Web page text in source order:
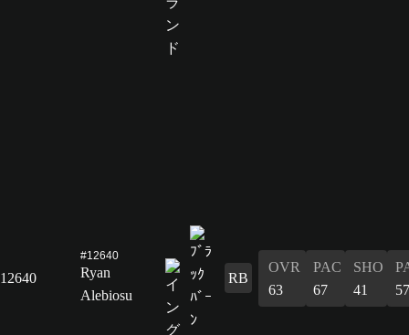
12640
#12640
Ryan
Alebiosu
RB
OVR
63
PAC
67
SHO
41
57